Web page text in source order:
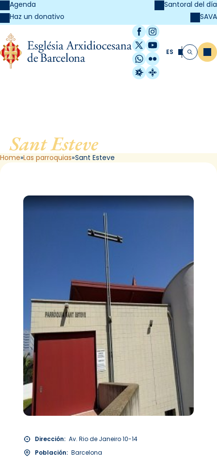
Agenda
Haz un donativo
Santoral del día
SAVA
Facebook
Instagram
X / Twitter
YouTube
WhatsApp
Flickr
Radio Estel
Catalunya
ES Buscar
Sant Esteve
Home Las parroquias Sant Esteve
Dirección: Av. Rio de Janeiro 10-14
Población: Barcelona